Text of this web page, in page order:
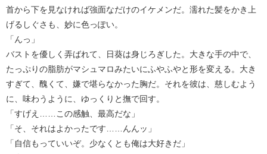
首から下を見なければ強面なだけのイケメンだ。濡れた髪をかき上
げるしぐさも、妙に色っぽい。
「んっ」
バストを優しく弄ばれて、日葵は身じろぎした。大きな手の中で、
たっぷりの脂肪がマシュマロみたいにふやふやと形を変える。大き
すぎて、醜くて、嫌で堪らなかった胸だ。それを彼は、慈しむよう
に、味わうように、ゆっくりと撫で回す。
「すげえ……この感触、最高だな」
「そ、それはよかったです……んんッ」
「自信もっていいぞ。少なくとも俺は大好きだ」